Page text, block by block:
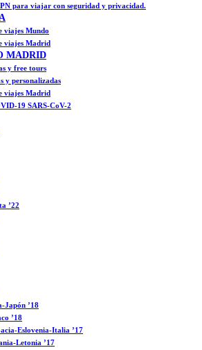
para viajar con seguridad y privacidad.
viajes Mundo
viajes Madrid
MADRID
y free tours
y personalizadas
viajes Madrid
19 SARS-CoV-2
’22
Japón ’18
’18
Eslovenia-Italia ’17
Letonia ’17